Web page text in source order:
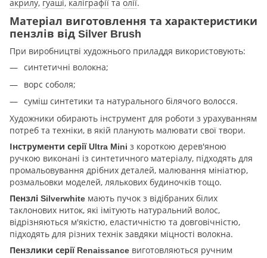
акрилу, гуаші, каліграфії та олії.
Матеріал виготовлення та характеристики
пензлів від Silver Brush
При виробництві художнього приладдя використовують:
синтетичні волокна;
ворс соболя;
суміш синтетики та натурального білячого волосся.
Художники обирають інструмент для роботи з урахуванням
потреб та техніки, в якій планують малювати свої твори.
Інструменти серії Ultra Mini з короткою дерев'яною
ручкою виконані із синтетичного матеріалу, підходять для
промальовування дрібних деталей, малювання мініатюр,
розмальовки моделей, лялькових будиночків тощо.
Пензлі Silverwhite мають пучок з відібраних білих
таклонових ниток, які імітують натуральний волос,
відрізняються м'якістю, еластичністю та довговічністю,
підходять для різних технік завдяки міцності волокна.
Пензлики серії Renaissance виготовляються ручним